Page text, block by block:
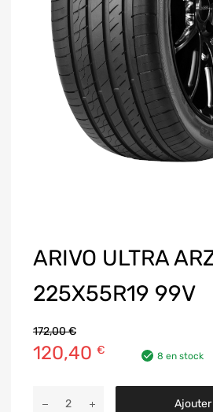
ARIVO ULTRA
225X55R19 99V
172,00€
120,40 € 8 en stock
Ajouter